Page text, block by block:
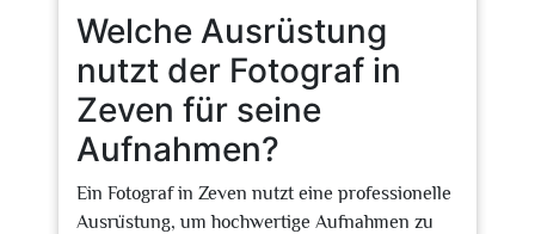
Welche Ausrüstung
nutzt der Fotograf in
Zeven für seine
Aufnahmen?
Ein Fotograf in Zeven nutzt eine professionelle
Ausrüstung, um hochwertige Aufnahmen zu